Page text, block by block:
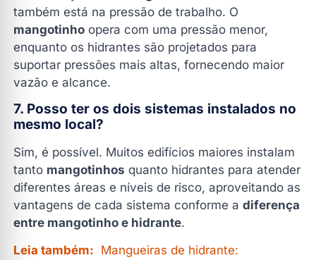
também está na pressão de trabalho. O
mangotinho opera com uma pressão menor,
enquanto os hidrantes são projetados para
suportar pressões mais altas, fornecendo maior
vazão e alcance.
7. Posso ter os dois sistemas instalados no
mesmo local?
Sim, é possível. Muitos edifícios maiores instalam
tanto mangotinhos quanto hidrantes para atender
diferentes áreas e níveis de risco, aproveitando as
vantagens de cada sistema conforme a diferença
entre mangotinho e hidrante.
Leia também: Mangueiras de hidrante: